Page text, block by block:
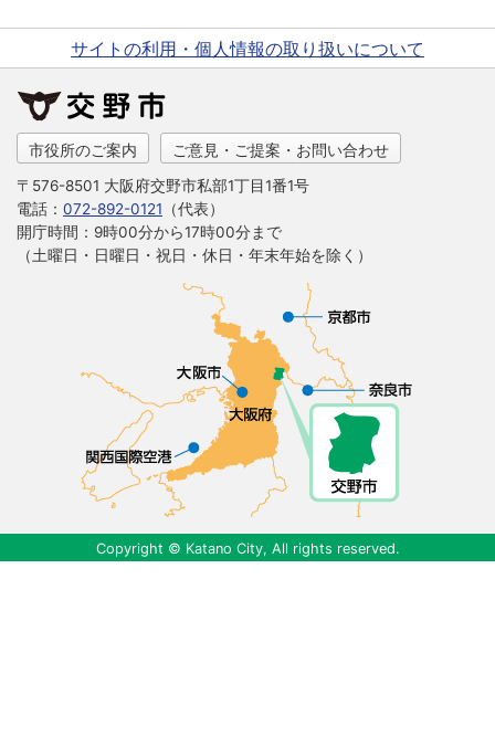
サイトの利用・個人情報の取り扱いについて
市役所のご案内 ご意見・ご提案・お問い合わせ
〒576-8501 大阪府交野市私部1丁目1番1号
電話： 072-892-0121 （代表）
開庁時間：9時00分から17時00分まで
（土曜日・日曜日・祝日・休日・年末年始を除く）
Copyright © Katano City, All rights reserved.